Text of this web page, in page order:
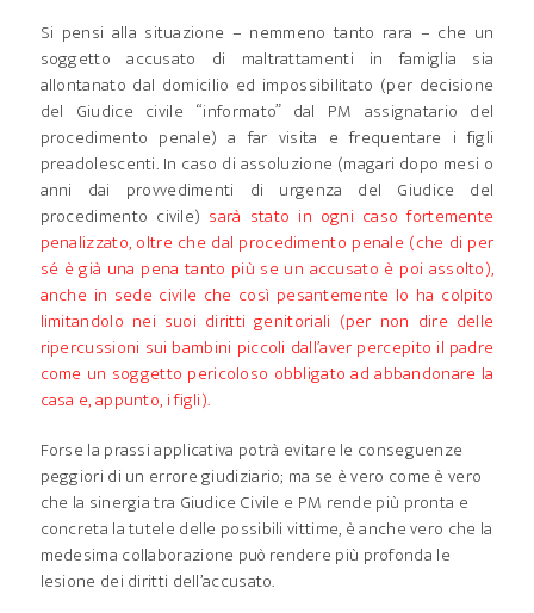
Si pensi alla situazione – nemmeno tanto rara – che un
soggetto accusato di maltrattamenti in famiglia sia
allontanato dal domicilio ed impossibilitato (per decisione
del Giudice civile “informato” dal PM assignatario del
procedimento penale) a far visita e frequentare i figli
preadolescenti. In caso di assoluzione (magari dopo mesi o
anni dai provvedimenti di urgenza del Giudice del
procedimento civile) sarà stato in ogni caso fortemente
penalizzato, oltre che dal procedimento penale (che di per
sé è già una pena tanto più se un accusato è poi assolto),
anche in sede civile che così pesantemente lo ha colpito
limitandolo nei suoi diritti genitoriali (per non dire delle
ripercussioni sui bambini piccoli dall’aver percepito il padre
come un soggetto pericoloso obbligato ad abbandonare la
casa e, appunto, i figli).
Forse la prassi applicativa potrà evitare le conseguenze
peggiori di un errore giudiziario; ma se è vero come è vero
che la sinergia tra Giudice Civile e PM rende più pronta e
concreta la tutele delle possibili vittime, è anche vero che la
medesima collaborazione può rendere più profonda le
lesione dei diritti dell’accusato.